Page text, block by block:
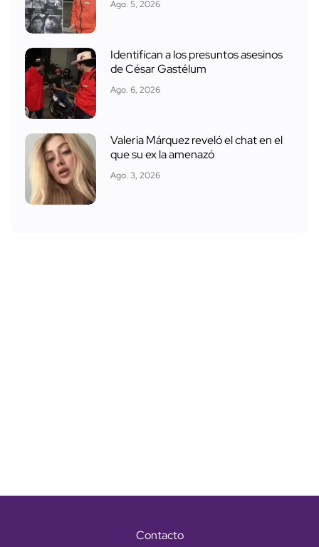
Ago. 5, 2026
Identifican a los presuntos asesinos
de César Gastélum
Ago. 6, 2026
Valeria Márquez reveló el chat en el
que su ex la amenazó
Ago. 3, 2026
Contacto